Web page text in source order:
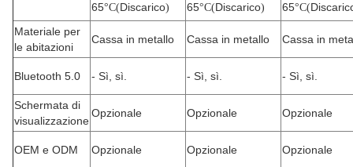
65°C(Discarico)
65°C(Discarico)
65°C(
Materiale per
le abitazioni
Cassa in metallo Cassa in metallo Cassa in
Bluetooth 5.0 - Sì, sì. - Sì, sì. - Sì, sì.
Schermata di
visualizzazione
Opzionale Opzionale Opzionale
OEM e ODM Opzionale Opzionale Opzionale